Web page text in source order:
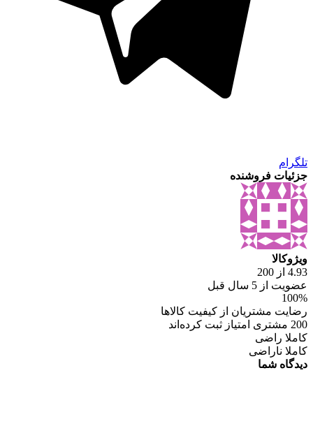
تلگرام
جزئیات فروشنده
ویژوکالا
4.93 از 200
عضویت از 5 سال قبل
100%
رضایت مشتریان از کیفیت کالاها
200 مشتری امتیاز ثبت کرده‌اند
کاملا راضی
کاملا ناراضی
دیدگاه شما